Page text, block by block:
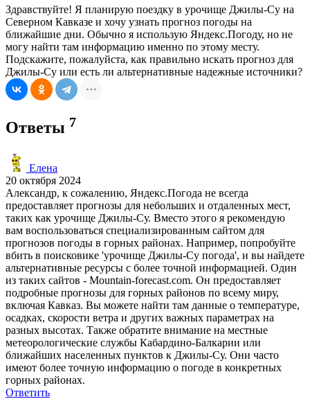
Здравствуйте! Я планирую поездку в урочище Джилы-Су на
Северном Кавказе и хочу узнать прогноз погоды на
ближайшие дни. Обычно я использую Яндекс.Погоду, но не
могу найти там информацию именно по этому месту.
Подскажите, пожалуйста, как правильно искать прогноз для
Джилы-Су или есть ли альтернативные надежные источники?
Ответы 7
Елена
20 октября 2024
Александр, к сожалению, Яндекс.Погода не всегда
предоставляет прогнозы для небольших и отдаленных мест,
таких как урочище Джилы-Су. Вместо этого я рекомендую
вам воспользоваться специализированным сайтом для
прогнозов погоды в горных районах. Например, попробуйте
вбить в поисковике 'урочище Джилы-Су погода', и вы найдете
альтернативные ресурсы с более точной информацией. Один
из таких сайтов - Mountain-forecast.com. Он предоставляет
подробные прогнозы для горных районов по всему миру,
включая Кавказ. Вы можете найти там данные о температуре,
осадках, скорости ветра и других важных параметрах на
разных высотах. Также обратите внимание на местные
метеорологические службы Кабардино-Балкарии или
ближайших населенных пунктов к Джилы-Су. Они часто
имеют более точную информацию о погоде в конкретных
горных районах.
Ответить